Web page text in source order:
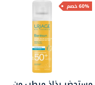
60% خصم